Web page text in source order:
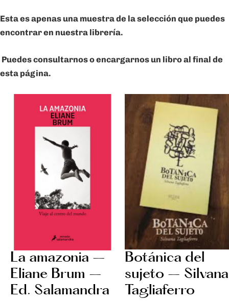
Esta es apenas una muestra de la selección que puedes
encontrar en nuestra librería.
Puedes consultarnos o encargarnos un libro al final de
esta página.
La amazonia –
Eliane Brum –
Ed. Salamandra
Botánica del
sujeto – Silvana
Tagliaferro